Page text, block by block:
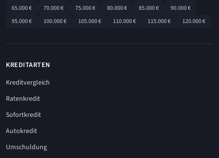
65.000 €
70.000 € 75.000 € 80.000 € 85.000 €
90.000 €
95.000 €
100.000 € 105.000 € 110.000 € 115.000 € 120.000 €
KREDITARTEN
Kreditvergleich
Ratenkredit
Sofortkredit
Autokredit
Umschuldung